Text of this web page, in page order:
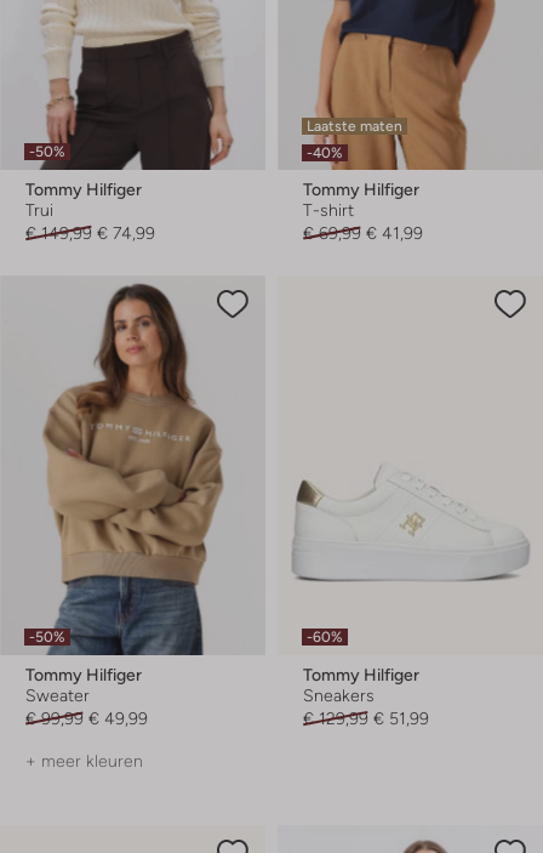
-50%
Tommy Hilfiger
Trui
€ 149,99 € 74,99
Laatste maten
-40%
Tommy Hilfiger
T-shirt
€ 69,99 € 41,99
-50%
Tommy Hilfiger
Sweater
€ 99,99 € 49,99
+ meer kleuren
-60%
Tommy Hilfiger
Sneakers
€ 129,99 € 51,99